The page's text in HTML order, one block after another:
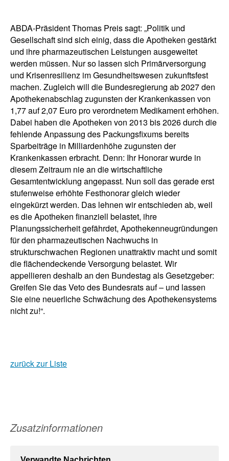
ABDA-Präsident Thomas Preis sagt: „Politik und
Gesellschaft sind sich einig, dass die Apotheken gestärkt
und ihre pharmazeutischen Leistungen ausgeweitet
werden müssen. Nur so lassen sich Primärversorgung
und Krisenresilienz im Gesundheitswesen zukunftsfest
machen. Zugleich will die Bundesregierung ab 2027 den
Apothekenabschlag zugunsten der Krankenkassen von
1,77 auf 2,07 Euro pro verordnetem Medikament erhöhen.
Dabei haben die Apotheken von 2013 bis 2026 durch die
fehlende Anpassung des Packungsfixums bereits
Sparbeiträge in Milliardenhöhe zugunsten der
Krankenkassen erbracht. Denn: Ihr Honorar wurde in
diesem Zeitraum nie an die wirtschaftliche
Gesamtentwicklung angepasst. Nun soll das gerade erst
stufenweise erhöhte Festhonorar gleich wieder
eingekürzt werden. Das lehnen wir entschieden ab, weil
es die Apotheken finanziell belastet, ihre
Planungssicherheit gefährdet, Apothekenneugründungen
für den pharmazeutischen Nachwuchs in
strukturschwachen Regionen unattraktiv macht und somit
die flächendeckende Versorgung belastet. Wir
appellieren deshalb an den Bundestag als Gesetzgeber:
Greifen Sie das Veto des Bundesrats auf – und lassen
Sie eine neuerliche Schwächung des Apothekensystems
nicht zu!“.
zurück zur Liste
Zusatzinformationen